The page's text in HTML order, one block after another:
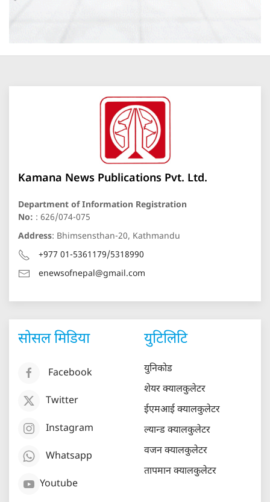
Kamana News Publications Pvt. Ltd.
Department of Information Registration
No: : 626/074-075
Address: Bhimsensthan-20, Kathmandu
+977 01-5361179/5318990
enewsofnepal@gmail.com
सोसल मिडिया
Facebook
Twitter
Instagram
Whatsapp
Youtube
युटिलिटि
युनिकोड
शेयर क्यालकुलेटर
ईएमआई क्यालकुलेटर
ल्यान्ड क्यालकुलेटर
वजन क्यालकुलेटर
तापमान क्यालकुलेटर